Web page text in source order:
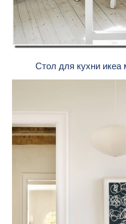
Стол для кухни икеа